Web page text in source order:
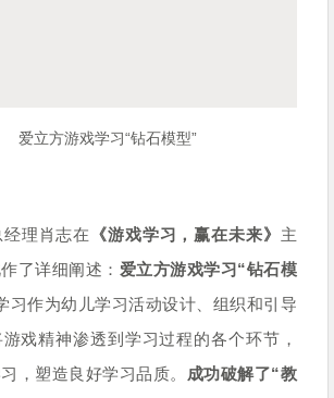
爱立方游戏学习“钻石模型”
理肖志在 《游戏学习，赢在未来》 主
了详细阐述： 爱立方游戏学习“钻石模
习作为幼儿学习活动设计、组织和引导
戏精神渗透到学习过程的各个环节，
，塑造良好学习品质。 成功破解了“教